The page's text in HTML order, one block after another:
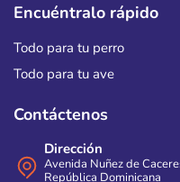
Encuéntralo rápido
Todo para tu perro
Todo para tu ave
Contáctenos
Dirección
Avenida Nuñez de
República Dominicana